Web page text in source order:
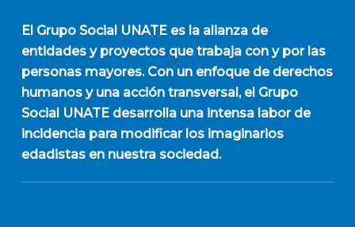
El Grupo Social UNATEes la alianza de
entidades y proyectos que trabaja con y por las
personas mayores. Con un enfoque de derechos
humanos y una acción transversal, el Grupo
Social UNATE desarrolla una intensa labor de
incidencia para modificar los imaginarios
edadistas en nuestra sociedad.